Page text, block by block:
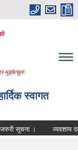
मुड्केचुला
स्वागत
। व्यवशाय दर्ता